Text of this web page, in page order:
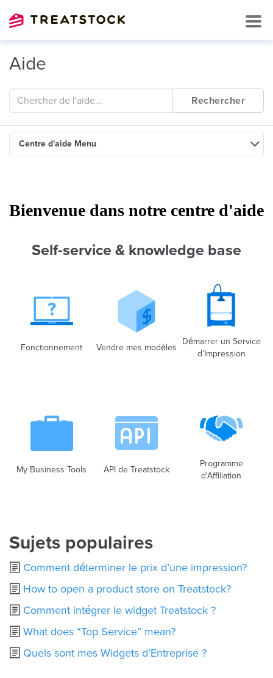
Aide
Rechercher
Centre d'aide Menu
Bienvenue dans notre centre d'aide
Self-service & knowledge base
Fonctionnement Vendre mes modèles
Démarrer un Service
d’Impression
My Business Tools API de Treatstock
Programme
d'Affiliation
Sujets populaires
Comment déterminer le prix d’une impression?
How to open a product store on Treatstock?
Comment intégrer le widget Treatstock ?
What does “Top Service” mean?
Quels sont mes Widgets d’Entreprise ?